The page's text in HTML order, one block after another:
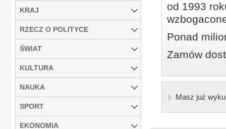
od 1993
Ponad
Zamów
Masz już
KRAJ
RZECZ O POLITYCE
ŚWIAT
KULTURA
NAUKA
SPORT
EKONOMIA